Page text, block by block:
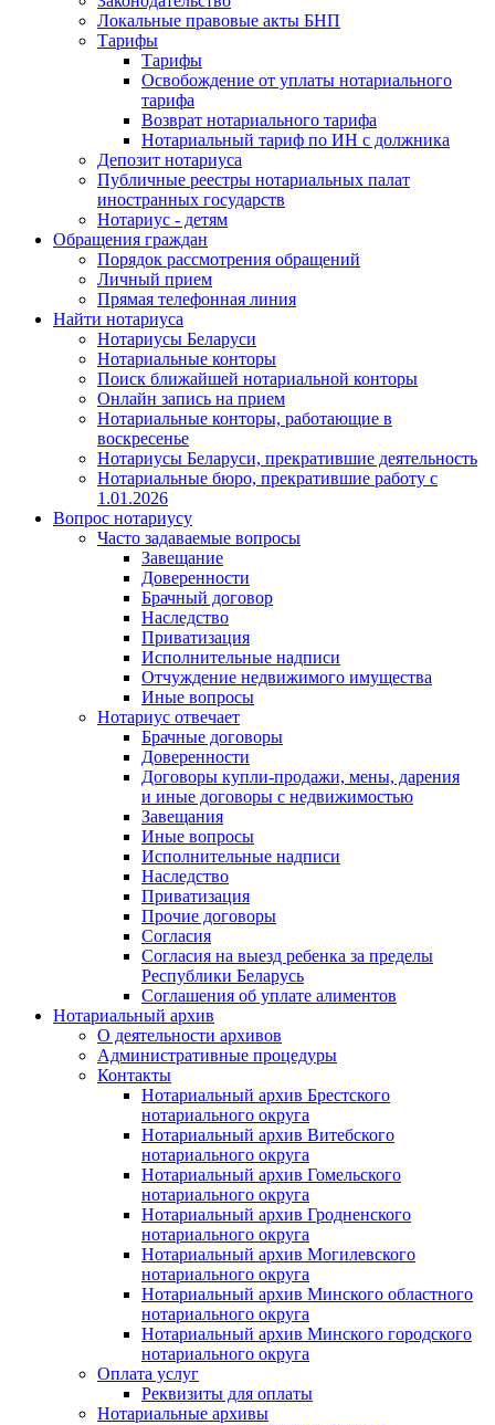
Локальные правовые акты БНП
Тарифы
Тарифы
Освобождение от уплаты нотариального
тарифа
Возврат нотариального тарифа
Нотариальный тариф по ИН с должника
Депозит нотариуса
Публичные реестры нотариальных палат
иностранных государств
Нотариус - детям
Обращения граждан
Порядок рассмотрения обращений
Личный прием
Прямая телефонная линия
Найти нотариуса
Нотариусы Беларуси
Нотариальные конторы
Поиск ближайшей нотариальной конторы
Онлайн запись на прием
Нотариальные конторы, работающие в
воскресенье
Нотариусы Беларуси, прекратившие деятельность
Нотариальные бюро, прекратившие работу с
1.01.2026
Вопрос нотариусу
Часто задаваемые вопросы
Завещание
Доверенности
Брачный договор
Наследство
Приватизация
Исполнительные надписи
Отчуждение недвижимого имущества
Иные вопросы
Нотариус отвечает
Брачные договоры
Доверенности
Договоры купли-продажи, мены, дарения
и иные договоры с недвижимостью
Завещания
Иные вопросы
Исполнительные надписи
Наследство
Приватизация
Прочие договоры
Согласия
Согласия на выезд ребенка за пределы
Республики Беларусь
Соглашения об уплате алиментов
Нотариальный архив
О деятельности архивов
Административные процедуры
Контакты
Нотариальный архив Брестского
нотариального округа
Нотариальный архив Витебского
нотариального округа
Нотариальный архив Гомельского
нотариального округа
Нотариальный архив Гродненского
нотариального округа
Нотариальный архив Могилевского
нотариального округа
Нотариальный архив Минского областного
нотариального округа
Нотариальный архив Минского городского
нотариального округа
Оплата услуг
Реквизиты для оплаты
Нотариальные архивы